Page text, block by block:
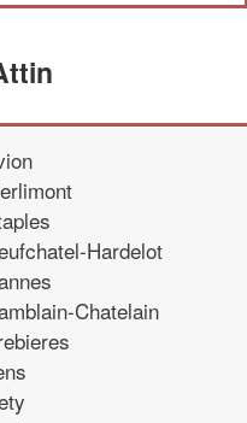
Hardelot
Chatelain